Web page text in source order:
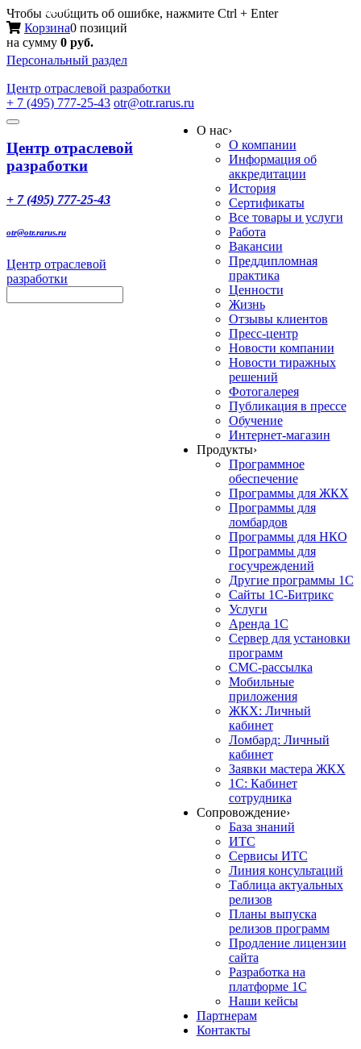
Чтобы сообщить об ошибке, нажмите Ctrl + Enter
Корзина0 позиций
на сумму 0 руб.
Персональный раздел
Центр отраслевой разработки
+ 7 (495) 777-25-43 otr@otr.rarus.ru
Toggle
Меню
Центр отраслевой
разработки
+ 7 (495) 777-25-43
otr@otr.rarus.ru
Центр отраслевой
разработки
О нас›
О компании
Информация об
аккредитации
История
Сертификаты
Все товары и услуги
Работа
Вакансии
Преддипломная
практика
Ценности
Жизнь
Отзывы клиентов
Пресс-центр
Новости компании
Новости тиражных
решений
Фотогалерея
Публикация в прессе
Обучение
Интернет-магазин
Продукты›
Программное
обеспечение
Программы для ЖКХ
Программы для
ломбардов
Программы для НКО
Программы для
госучреждений
Другие программы 1С
Сайты 1С-Битрикс
Услуги
Аренда 1С
Сервер для установки
программ
СМС-рассылка
Мобильные
приложения
ЖКХ: Личный
кабинет
Ломбард: Личный
кабинет
Заявки мастера ЖКХ
1С: Кабинет
сотрудника
Сопровождение›
База знаний
ИТС
Сервисы ИТС
Линия консультаций
Таблица актуальных
релизов
Планы выпуска
релизов программ
Продление лицензии
сайта
Разработка на
платформе 1С
Наши кейсы
Партнерам
Контакты